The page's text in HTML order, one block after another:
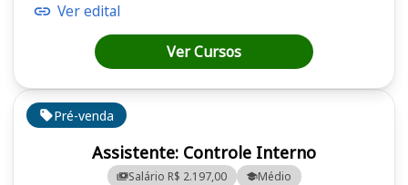
Pré-venda
Assistente: Controle Interno
Salário R$ 2.197,00 Médio
Ver edital
Ver Cursos